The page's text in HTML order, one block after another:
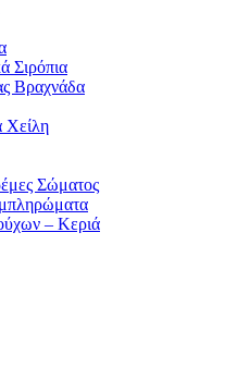
Σιρόπια
Βραχνάδα
Χείλη
Σώματος
– Κεριά